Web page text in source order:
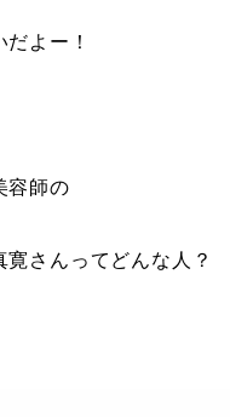
だよー！
容師の
寛 さんってどんな人？